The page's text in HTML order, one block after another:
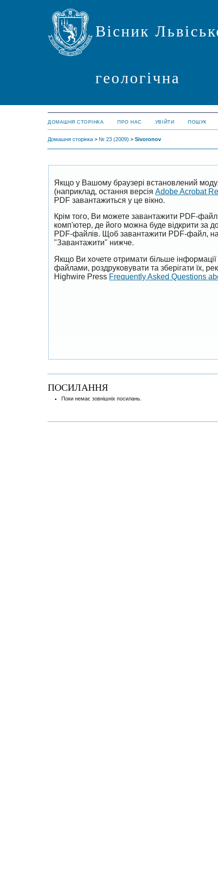
Вісник
геологічна
ДОМАШНЯ СТОРІНКА ПРО НАС УВІЙТИ ПОШУК
Домашня сторінка > № 23 (2009) > Sivoronov
Якщо у Вашому браузері встановлений
(наприклад, остання версія Adobe Acrobat
PDF завантажиться у це вікно.
Крім того, Ви можете завантажити PDF-
комп'ютер, де його можна буде відкрити за
PDF-файлів. Щоб завантажити PDF-файл,
"Завантажити" нижче.
Якщо Ви хочете отримати більше
файлами, роздруковувати та зберігати їх,
Highwire Press Frequently Asked Questions
ПОСИЛАННЯ
Поки немає зовнішніх посилань.